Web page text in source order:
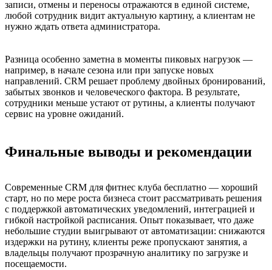
записи, отмены и переносы отражаются в единой системе,
любой сотрудник видит актуальную картину, а клиентам не
нужно ждать ответа администратора.
Разница особенно заметна в моменты пиковых нагрузок —
например, в начале сезона или при запуске новых
направлений. CRM решает проблему двойных бронирований,
забытых звонков и человеческого фактора. В результате,
сотрудники меньше устают от рутины, а клиенты получают
сервис на уровне ожиданий.
Финальные выводы и рекомендации
Современные CRM для фитнес клуба бесплатно — хороший
старт, но по мере роста бизнеса стоит рассматривать решения
с поддержкой автоматических уведомлений, интеграцией и
гибкой настройкой расписания. Опыт показывает, что даже
небольшие студии выигрывают от автоматизации: снижаются
издержки на рутину, клиенты реже пропускают занятия, а
владельцы получают прозрачную аналитику по загрузке и
посещаемости.